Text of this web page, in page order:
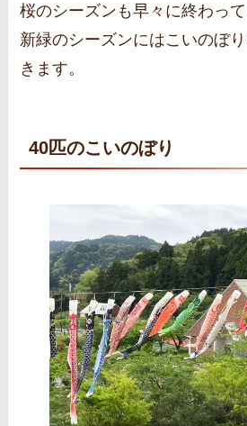
桜のシーズンも早々に終わって
新緑のシーズンにはこいのぼ
きます。
40匹のこいのぼり